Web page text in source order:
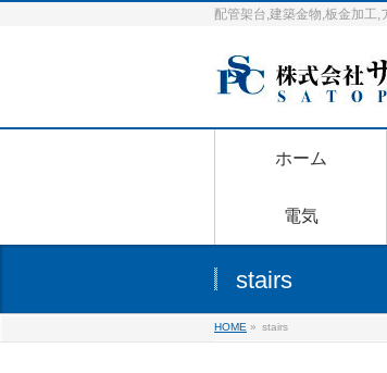
配管架台,建築金物,板金加工,
ホーム
電気
stairs
HOME » stairs